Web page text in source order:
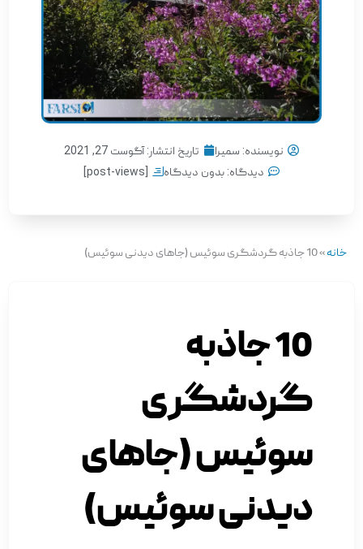
نویسنده: سمیرا تاریخ انتشار: آگوست 27, 2021
دیدگاه: بدون دیدگاه [post-views]
خانه»10 جاذبه گردشگری سوئیس (جاهای دیدنی سوئیس)
10 جاذبه
گردشگری
سوئیس (جاهای
دیدنی سوئیس)